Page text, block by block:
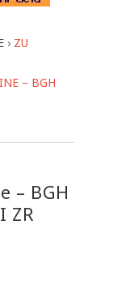
› ZU
– BGH
– BGH
ZR